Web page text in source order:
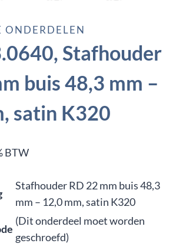
ONDERDELEN
Stafhouder
buis 48,3 mm –
satin K320
BTW
Stafhouder RD 22 mm buis 48,3
mm – 12,0 mm, satin K320
(Dit onderdeel moet worden
geschroefd)